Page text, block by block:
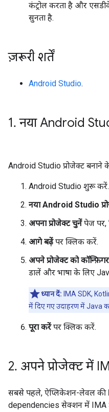
कंट्रोल करता है और एसडीके
सुनता है.
ज़रूरी शर्तें
Android Studio.
1. नया Android
Android Studio प्रोजेक्ट बनाने
Android Studio शुरू करें.
नया Android Studio
अपना प्रोजेक्ट चुनेंपेज पर,
आगे बढ़ेंपर क्लिक करें.
अपने प्रोजेक्ट को
डालें और भाषा के लिए
ध्यान दें: IMA SDK,
में दिए गए उदाहरण में Java
पूरा करेंपर क्लिक करें.
2. अपने प्रोजेक्ट में
सबसे पहले, ऐप्लिकेशन-लेवल की
dependencies सेक्शन में IMA